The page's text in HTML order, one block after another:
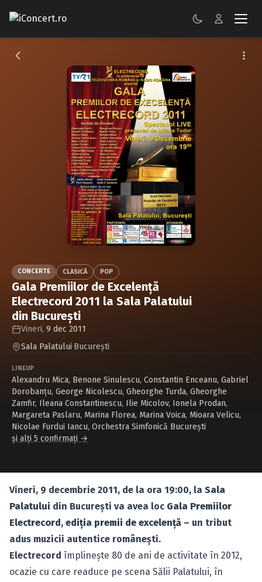
CONCERTE
Caută în site...
CONCERTE CLASICĂ POP
Gala Premiilor de Excelenţă
Electrecord 2011 la Sala Palatului
din Bucureşti
Vineri, 9 dec 2011
Sala Palatului·Bucureşti
LINEUP
Alexandru Mica, Benone Sinulescu, Constantin Enceanu, Gabriel
Dorobanţu, George Nicolescu, Gheorghe Turda, Gheorghe
Zamfir, Ileana Constantinescu, Ilie Micolov, Ionela Prodan,
Margareta Paslaru, Marina Florea, Marina Voica, Mioara Velicu,
Nicolae Furdui Iancu, Orchestra Simfonică Bucureşti
și alți 5 confirmați →
Vineri, 9 decembrie 2011, de la ora 19:00, la Sala
Palatului din Bucureşti va avea loc Gala Premiilor
Electrecord, ediţia premii de excelenţă – un tribut
adus muzicii autentice româneşti.
Electrecord împlineşte 80 de ani de activitate în 2012,
ocazie cu care readuce pe scena Sălii Palatului, în